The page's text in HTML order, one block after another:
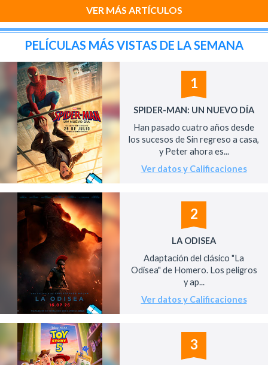
VER MÁS ARTÍCULOS
PELÍCULAS MÁS VISTAS DE LA SEMANA
1
SPIDER-MAN: UN NUEVO DÍA
Han pasado cuatro años desde
los sucesos de Sin regreso a casa,
y Peter ahora es...
Ver datos y Calificaciones
2
LA ODISEA
Adaptación del clásico "La
Odisea" de Homero. Los peligros
y ap...
Ver datos y Calificaciones
3